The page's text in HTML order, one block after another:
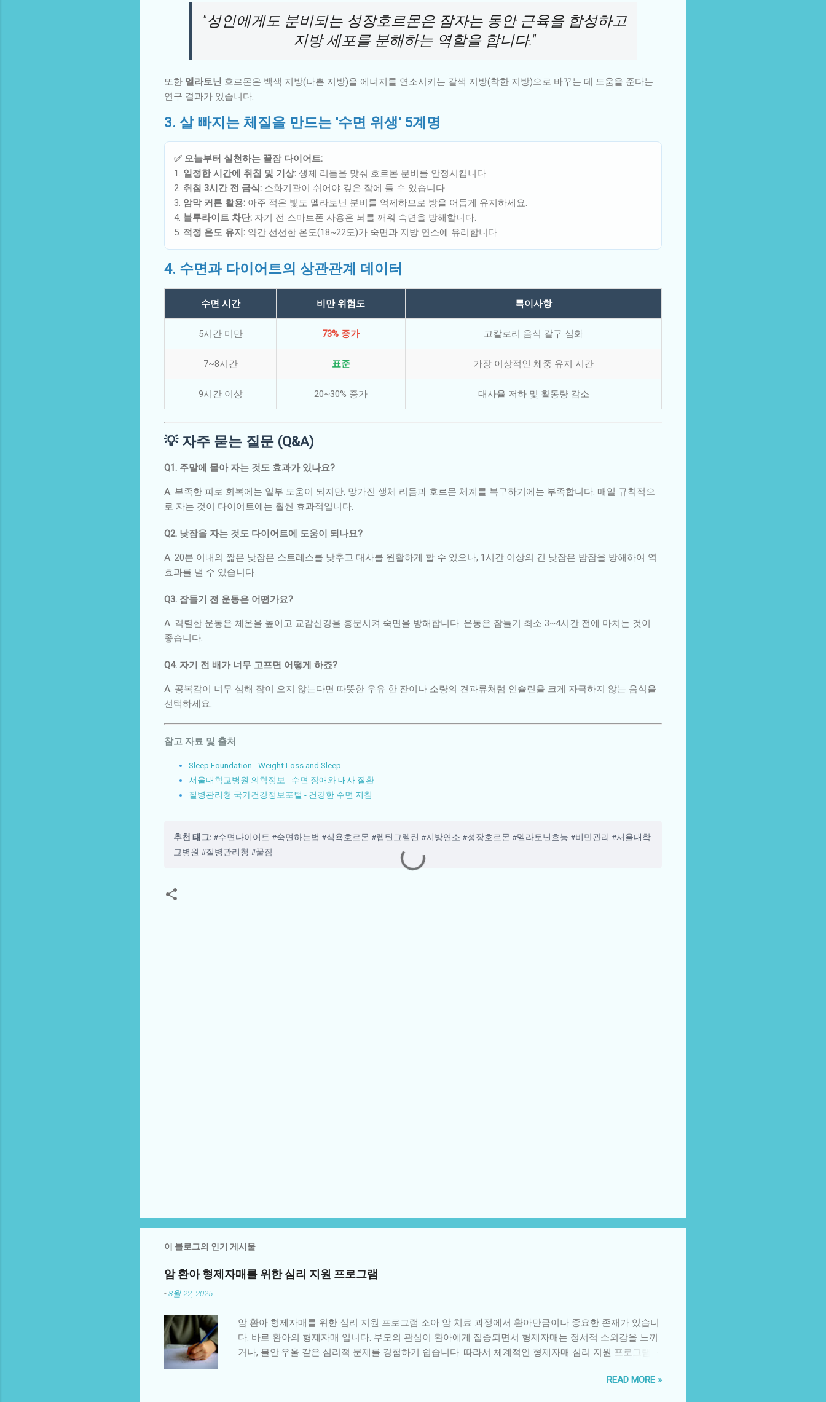
"성인에게도 분비되는 성장호르몬은 잠자는 동안 근육을 합성하고
지방 세포를 분해하는 역할을 합니다."
또한 멜라토닌 호르몬은 백색 지방(나쁜 지방)을 에너지를 연소시키는 갈색 지방(착한 지방)으로 바꾸는 데 도움을 준다는
연구 결과가 있습니다.
3. 살 빠지는 체질을 만드는 '수면 위생' 5계명
✅ 오늘부터 실천하는 꿀잠 다이어트:
1. 일정한 시간에 취침 및 기상: 생체 리듬을 맞춰 호르몬 분비를 안정시킵니다.
2. 취침 3시간 전 금식: 소화기관이 쉬어야 깊은 잠에 들 수 있습니다.
3. 암막 커튼 활용: 아주 적은 빛도 멜라토닌 분비를 억제하므로 방을 어둡게 유지하세요.
4. 블루라이트 차단: 자기 전 스마트폰 사용은 뇌를 깨워 숙면을 방해합니다.
5. 적정 온도 유지: 약간 선선한 온도(18~22도)가 숙면과 지방 연소에 유리합니다.
4. 수면과 다이어트의 상관관계 데이터
수면 시간 비만 위험도 특이사항
5시간 미만 73% 증가 고칼로리 음식 갈구 심화
7~8시간 표준 가장 이상적인 체중 유지 시간
9시간 이상 20~30% 증가 대사율 저하 및 활동량 감소
💡 자주 묻는 질문 (Q&A)
Q1. 주말에 몰아 자는 것도 효과가 있나요?
A. 부족한 피로 회복에는 일부 도움이 되지만, 망가진 생체 리듬과 호르몬 체계를 복구하기에는 부족합니다. 매일 규칙적으
로 자는 것이 다이어트에는 훨씬 효과적입니다.
Q2. 낮잠을 자는 것도 다이어트에 도움이 되나요?
A. 20분 이내의 짧은 낮잠은 스트레스를 낮추고 대사를 원활하게 할 수 있으나, 1시간 이상의 긴 낮잠은 밤잠을 방해하여 역
효과를 낼 수 있습니다.
Q3. 잠들기 전 운동은 어떤가요?
A. 격렬한 운동은 체온을 높이고 교감신경을 흥분시켜 숙면을 방해합니다. 운동은 잠들기 최소 3~4시간 전에 마치는 것이
좋습니다.
Q4. 자기 전 배가 너무 고프면 어떻게 하죠?
A. 공복감이 너무 심해 잠이 오지 않는다면 따뜻한 우유 한 잔이나 소량의 견과류처럼 인슐린을 크게 자극하지 않는 음식을
선택하세요.
참고 자료 및 출처
Sleep Foundation - Weight Loss and Sleep
서울대학교병원 의학정보 - 수면 장애와 대사 질환
질병관리청 국가건강정보포털 - 건강한 수면 지침
추천 태그:#수면다이어트 #숙면하는법 #식욕호르몬 #렙틴그렐린 #지방연소 #성장호르몬 #멜라토닌효능 #비만관리 #서울대학
교병원 #질병관리청 #꿀잠
이 블로그의 인기 게시물
암 환아 형제자매를 위한 심리 지원 프로그램
-8월 22, 2025
암 환아 형제자매를 위한 심리 지원 프로그램 소아 암 치료 과정에서 환아만큼이나 중요한 존재가 있습니
다. 바로 환아의 형제자매 입니다. 부모의 관심이 환아에게 집중되면서 형제자매는 정서적 소외감을 느끼
거나, 불안·우울 같은 심리적 문제를 경험하기 쉽습니다. 따라서 체계적인 형제자매 심리 지원 프로그램
의 관심이 환아에게 집중되면서 사랑받지 못한다는 감정을 느낌 불안과 두려움: 동생 또는 형제의 병에 대
한 불확실성과 두려움 죄책감: 환아와 비교하면서 “내가 건강해서 미안하다”는 생각 분노와 혼란: 가족 내
READ MORE »